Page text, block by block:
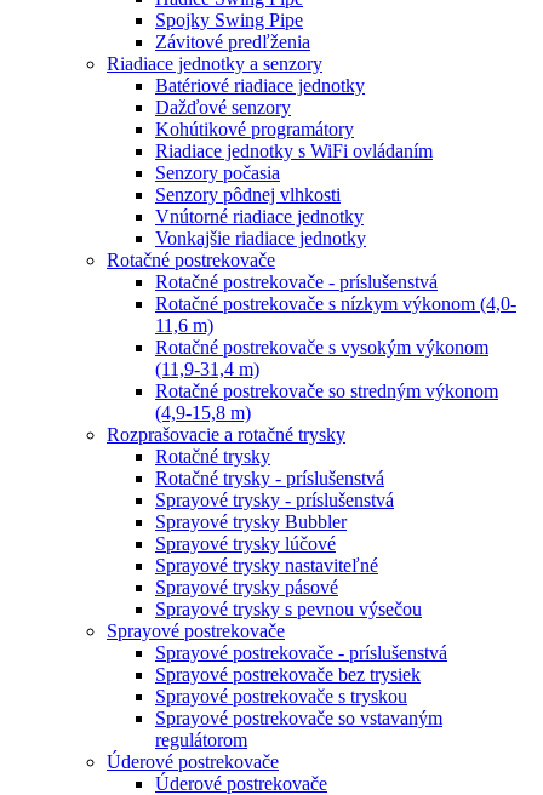
Spojky Swing Pipe
Závitové predľženia
Riadiace jednotky a senzory
Batériové riadiace jednotky
Dažďové senzory
Kohútikové programátory
Riadiace jednotky s WiFi ovládaním
Senzory počasia
Senzory pôdnej vlhkosti
Vnútorné riadiace jednotky
Vonkajšie riadiace jednotky
Rotačné postrekovače
Rotačné postrekovače - príslušenstvá
Rotačné postrekovače s nízkym výkonom (4,0-
11,6 m)
Rotačné postrekovače s vysokým výkonom
(11,9-31,4 m)
Rotačné postrekovače so stredným výkonom
(4,9-15,8 m)
Rozprašovacie a rotačné trysky
Rotačné trysky
Rotačné trysky - príslušenstvá
Sprayové trysky - príslušenstvá
Sprayové trysky Bubbler
Sprayové trysky lúčové
Sprayové trysky nastaviteľné
Sprayové trysky pásové
Sprayové trysky s pevnou výsečou
Sprayové postrekovače
Sprayové postrekovače - príslušenstvá
Sprayové postrekovače bez trysiek
Sprayové postrekovače s tryskou
Sprayové postrekovače so vstavaným
regulátorom
Úderové postrekovače
Úderové postrekovače